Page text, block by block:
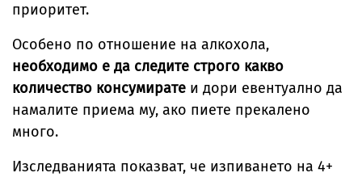
приоритет.
Особено по отношение на алкохола,
необходимо е да следите строго какво
количество консумирате и дори евентуално да
намалите приема му, ако пиете прекалено
много.
Изследванията показват, че изпиването на 4+